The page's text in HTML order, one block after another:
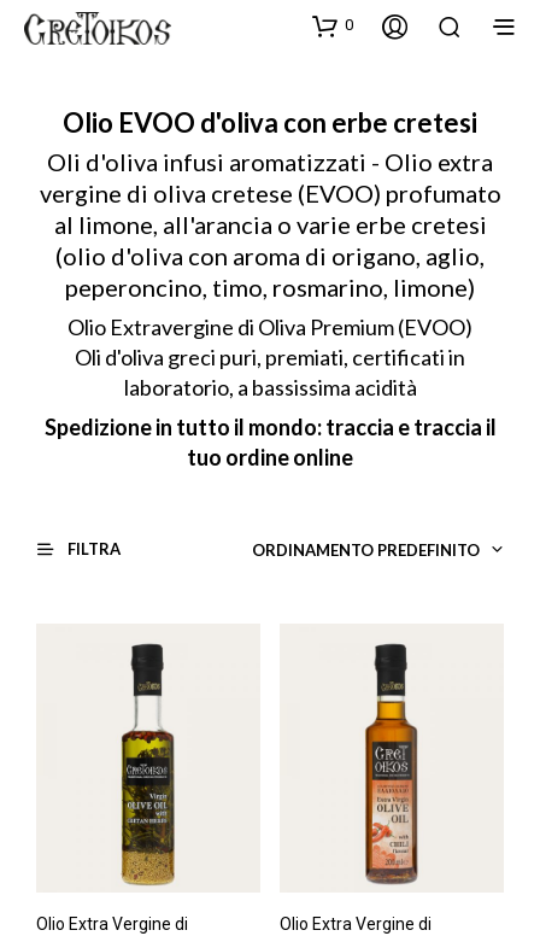
0
Olio EVOO d'oliva con erbe cretesi
Oli d'oliva infusi aromatizzati - Olio extra
vergine di oliva cretese (EVOO) profumato
al limone, all'arancia o varie erbe cretesi
(olio d'oliva con aroma di origano, aglio,
peperoncino, timo, rosmarino, limone)
Olio Extravergine di Oliva Premium (EVOO)
Oli d'oliva greci puri, premiati, certificati in
laboratorio, a bassissima acidità
Spedizione in tutto il mondo: traccia e traccia il
tuo ordine online
FILTRA ORDINAMENTO PREDEFINITO
Olio Extra Vergine di
Olio Extra Vergine di